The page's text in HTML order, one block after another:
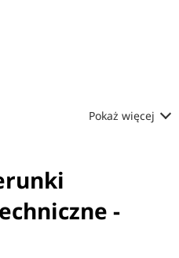
Pokaż więcej
-